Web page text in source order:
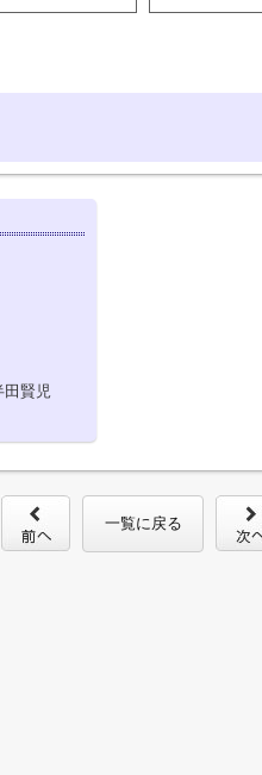
田賢児
一覧に戻る